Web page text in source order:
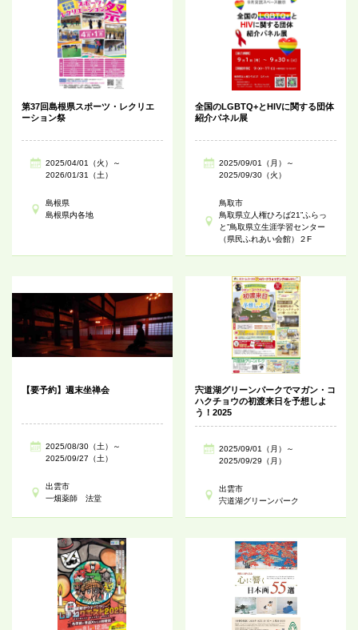
第37回島根県スポーツ・レクリエ
ーション祭
2025/04/01（火）～
2026/01/31（土）
島根県
島根県内各地
全国のLGBTQ+とHIVに関する団体
紹介パネル展
2025/09/01（月）～
2025/09/30（火）
鳥取市
鳥取県立人権ひろば21”ふらっ
と”鳥取県立生涯学習センター
（県民ふれあい会館）２F
【要予約】週末坐禅会
2025/08/30（土）～
2025/09/27（土）
出雲市
一畑薬師 法堂
宍道湖グリーンパークでマガン・コ
ハクチョウの初渡来日を予想しよ
う！2025
2025/09/01（月）～
2025/09/29（月）
出雲市
宍道湖グリーンパーク